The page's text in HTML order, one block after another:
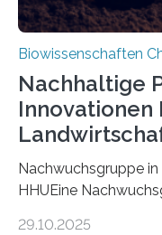
Biowissenschaften
Nachhaltige
Innovationen
Nachwuchsgruppe
HHUEine
29.10.2025